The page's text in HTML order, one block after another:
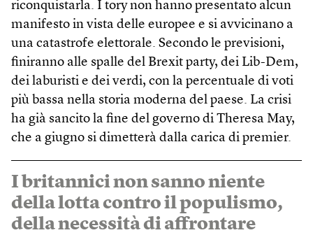
riconquistarla. I tory non hanno presentato alcun
manifesto in vista delle europee e si avvicinano a
una catastrofe elettorale. Secondo le previsioni,
finiranno alle spalle del Brexit party, dei Lib-Dem,
dei laburisti e dei verdi, con la percentuale di voti
più bassa nella storia moderna del paese. La crisi
ha già sancito la fine del governo di Theresa May,
che a giugno si dimetterà dalla carica di premier.
I britannici non sanno niente
della lotta contro il populismo,
della necessità di affrontare